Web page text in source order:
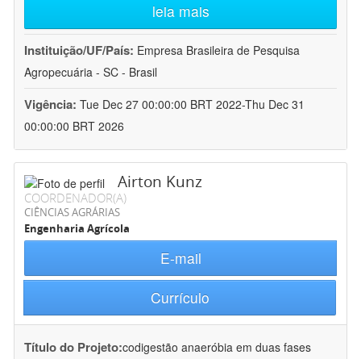
leia mais
Instituição/UF/País: Empresa Brasileira de Pesquisa
Agropecuária - SC - Brasil
Vigência: Tue Dec 27 00:00:00 BRT 2022-Thu Dec 31
00:00:00 BRT 2026
Airton Kunz
COORDENADOR(A)
CIÊNCIAS AGRÁRIAS
Engenharia Agrícola
E-mail
Currículo
Título do Projeto:codigestão anaeróbia em duas fases